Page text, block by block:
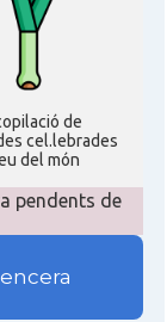
de
cel.lebrades
del món
pendents de